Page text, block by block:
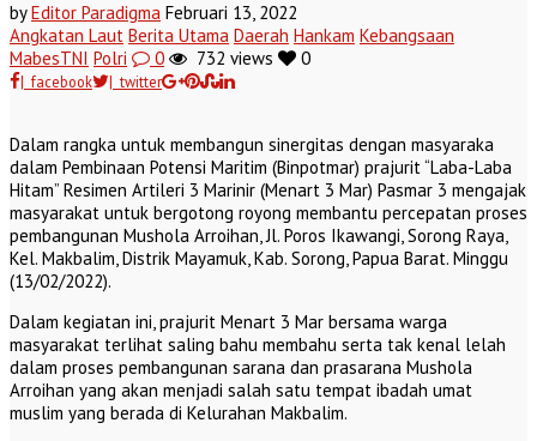
byEditor Paradigma Februari 13, 2022
Angkatan Laut Berita Utama Daerah Hankam Kebangsaan
MabesTNI Polri 0 732 views 0
| facebook | twitter
Dalam rangka untuk membangun sinergitas dengan masyaraka
dalam Pembinaan Potensi Maritim (Binpotmar) prajurit “Laba-Laba
Hitam” Resimen Artileri 3 Marinir (Menart 3 Mar) Pasmar 3 mengajak
masyarakat untuk bergotong royong membantu percepatan proses
pembangunan Mushola Arroihan, Jl. Poros Ikawangi, Sorong Raya,
Kel. Makbalim, Distrik Mayamuk, Kab. Sorong, Papua Barat. Minggu
(13/02/2022).
Dalam kegiatan ini, prajurit Menart 3 Mar bersama warga
masyarakat terlihat saling bahu membahu serta tak kenal lelah
dalam proses pembangunan sarana dan prasarana Mushola
Arroihan yang akan menjadi salah satu tempat ibadah umat
muslim yang berada di Kelurahan Makbalim.